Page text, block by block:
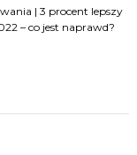
| 3 procent lepszy
– co jest naprawd?